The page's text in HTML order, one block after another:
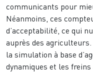
communicants pour
Néanmoins, ces
d’acceptabilité, ce qui
auprès des
la simulation à base
dynamiques et les